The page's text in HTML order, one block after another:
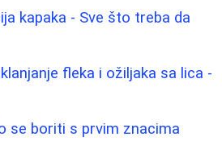
kapaka - Sve što treba da
fleka i ožiljaka sa lica -
se boriti s prvim znacima